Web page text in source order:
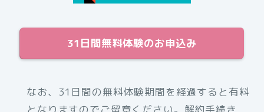
31日間無料体験のお申込み
なお、31日間の無料体験期間を経過すると有料